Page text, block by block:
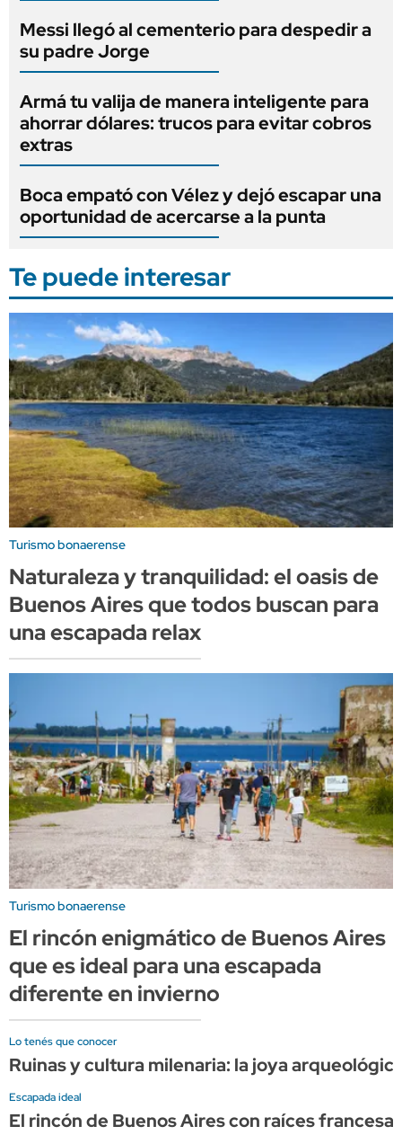
Messi llegó al cementerio para despedir a
su padre Jorge
Armá tu valija de manera inteligente para
ahorrar dólares: trucos para evitar cobros
extras
Boca empató con Vélez y dejó escapar una
oportunidad de acercarse a la punta
Te puede interesar
Turismo bonaerense
Naturaleza y tranquilidad: el oasis de
Buenos Aires que todos buscan para
una escapada relax
Turismo bonaerense
El rincón enigmático de Buenos Aires
que es ideal para una escapada
diferente en invierno
Lo tenés que conocer
Ruinas y cultura milenaria: la joya
Escapada ideal
El rincón de Buenos Aires con raíces